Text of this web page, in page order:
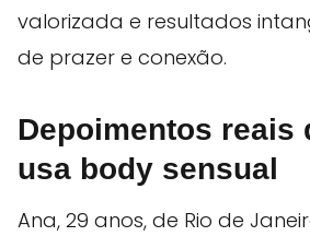
valorizada e resultados
de prazer e conexão.
Depoimentos reais
usa body sensual
Ana, 29 anos, de Rio de